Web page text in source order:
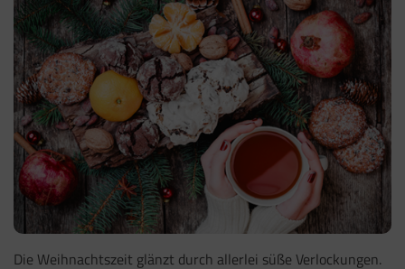
Die Weihnachtszeit glänzt durch allerlei süße Verlockungen.